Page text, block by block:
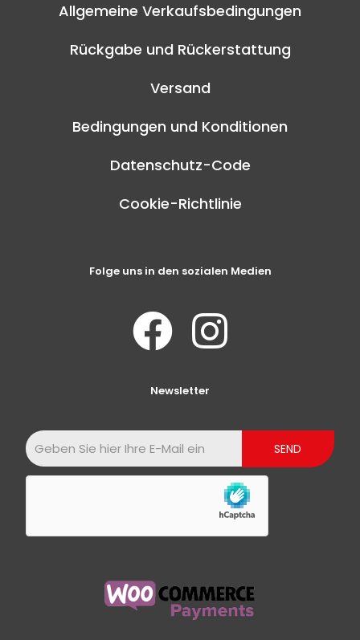
Allgemeine Verkaufsbedingungen
Rückgabe und Rückerstattung
Versand
Bedingungen und Konditionen
Datenschutz-Code
Cookie-Richtlinie
Folge uns in den sozialen Medien
Newsletter